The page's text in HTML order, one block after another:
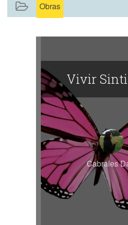
Obras
Vivir
Cabrales